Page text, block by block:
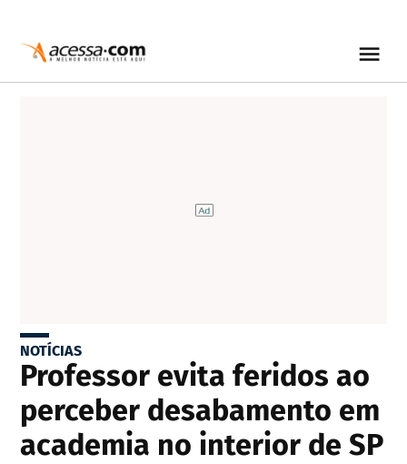
NOTÍCIAS
Professor evita feridos ao
perceber desabamento em
academia no interior de SP